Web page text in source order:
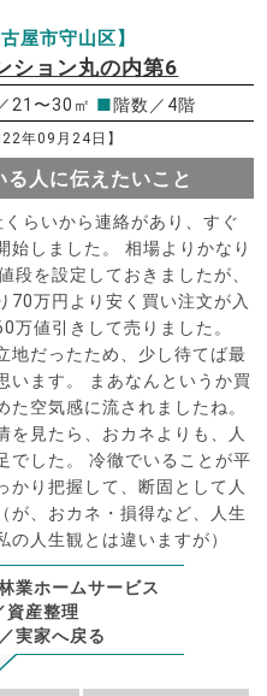
屋市守山区】
ション丸の内第6
21〜30㎡ ■階数／4階
年09月24日】
人に伝えたいこと
らいから連絡があり、すぐ
始しました。 相場よりかなり
段を設定しておきましたが、
70万円より安く買い注文が入
万値引きして売りました。
地だったため、少し待てば最
います。 まあなんというか買
空気感に流されましたね。
を見たら、おカネよりも、人
でした。 冷徹でいることが平
かり把握して、断固として人
が、おカネ・損得など、人生
人生観とは違いますが）
業ホームサービス
資産整理
実家へ戻る